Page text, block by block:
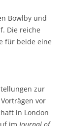
Bowlby und
Die reiche
für beide eine
zur
vor
in London